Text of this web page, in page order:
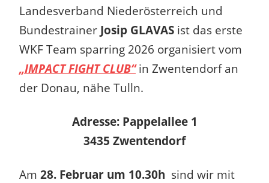
Landesverband Niederösterreich und
Bundestrainer Josip GLAVAS ist das erste
WKF Team sparring 2026 organisiert vom
„IMPACT FIGHT CLUB“in Zwentendorf an
der Donau, nähe Tulln.
Adresse: Pappelallee 1
3435 Zwentendorf
Am 28. Februar um 10.30h sind wir mit